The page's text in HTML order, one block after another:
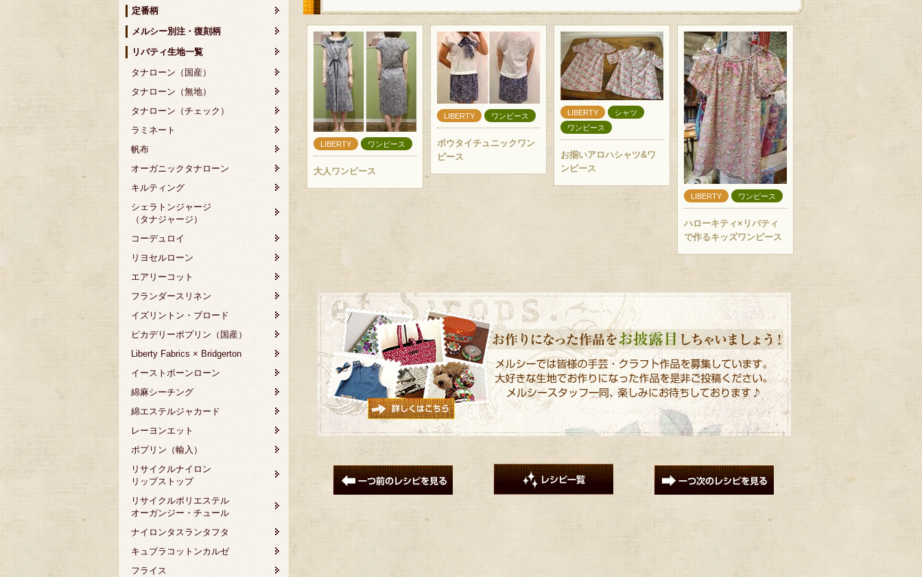
定番柄
メルシー別注・復刻柄
リバティ生地一覧
タナローン（国産）
タナローン（無地）
タナローン（チェック）
ラミネート
帆布
オーガニックタナローン
キルティング
シェラトンジャージ
（タナジャージ）
コーデュロイ
リヨセルローン
エアリーコット
フランダースリネン
イズリントン・ブロード
ピカデリーポプリン（国産）
Liberty Fabrics × Bridgerton
イーストボーンローン
綿麻シーチング
綿エステルジャカード
レーヨンエット
ポプリン（輸入）
リサイクルナイロン
リップストップ
リサイクルポリエステル
オーガンジー・チュール
ナイロンタスランタフタ
キュプラコットンカルゼ
フライス
LIBERTY ワンピース
大人ワンピース
LIBERTY ワンピース
ボウタイチュニックワン
ピース
LIBERTY
シャツ
ワンピース
お揃いアロハシャツ&ワ
ンピース
LIBERTY ワンピース
ハローキティ×リバティ
で作るキッズワンピース